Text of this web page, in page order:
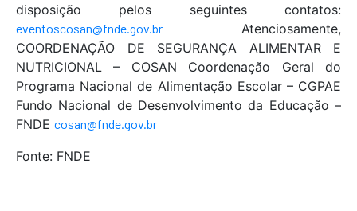
disposição pelos seguintes contatos:
eventoscosan@fnde.gov.br Atenciosamente,
COORDENAÇÃO DE SEGURANÇA ALIMENTAR E
NUTRICIONAL – COSAN Coordenação Geral do
Programa Nacional de Alimentação Escolar – CGPAE
Fundo Nacional de Desenvolvimento da Educação –
FNDE cosan@fnde.gov.br
Fonte: FNDE